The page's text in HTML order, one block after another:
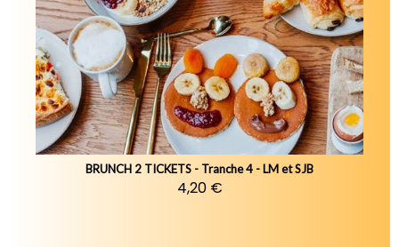
BRUNCH 2 TICKETS - Tranche 4 - LM et SJB
4,20 €